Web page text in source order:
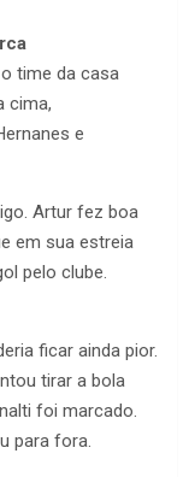
time da casa
cima,
e
Artur fez boa
em sua estreia
pelo clube.
ficar ainda pior.
tirar a bola
foi marcado.
para fora.